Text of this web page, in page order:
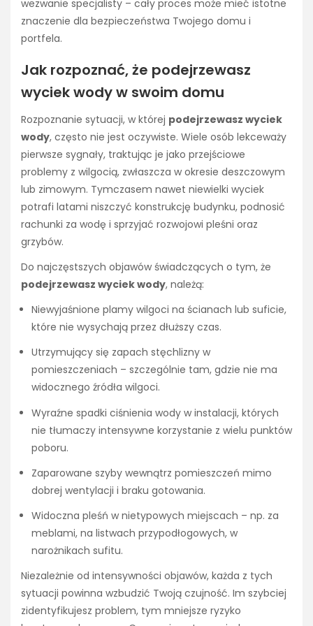
wezwanie specjalisty – cały proces może mieć istotne
znaczenie dla bezpieczeństwa Twojego domu i
portfela.
Jak rozpoznać, że podejrzewasz
wyciek wody w swoim domu
Rozpoznanie sytuacji, w której podejrzewasz wyciek
wody, często nie jest oczywiste. Wiele osób lekceważy
pierwsze sygnały, traktując je jako przejściowe
problemy z wilgocią, zwłaszcza w okresie deszczowym
lub zimowym. Tymczasem nawet niewielki wyciek
potrafi latami niszczyć konstrukcję budynku, podnosić
rachunki za wodę i sprzyjać rozwojowi pleśni oraz
grzybów.
Do najczęstszych objawów świadczących o tym, że
podejrzewasz wyciek wody, należą:
Niewyjaśnione plamy wilgoci na ścianach lub suficie,
które nie wysychają przez dłuższy czas.
Utrzymujący się zapach stęchlizny w
pomieszczeniach – szczególnie tam, gdzie nie ma
widocznego źródła wilgoci.
Wyraźne spadki ciśnienia wody w instalacji, których
nie tłumaczy intensywne korzystanie z wielu punktów
poboru.
Zaparowane szyby wewnątrz pomieszczeń mimo
dobrej wentylacji i braku gotowania.
Widoczna pleśń w nietypowych miejscach – np. za
meblami, na listwach przypodłogowych, w
narożnikach sufitu.
Niezależnie od intensywności objawów, każda z tych
sytuacji powinna wzbudzić Twoją czujność. Im szybciej
zidentyfikujesz problem, tym mniejsze ryzyko